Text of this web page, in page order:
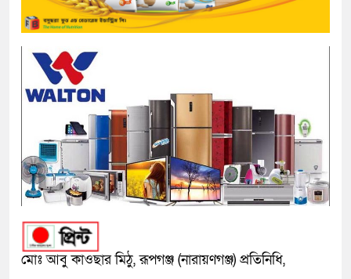
মোঃ আবু কাওছার মিঠু, রূপগঞ্জ (নারায়ণগঞ্জ) প্রতিনিধি,